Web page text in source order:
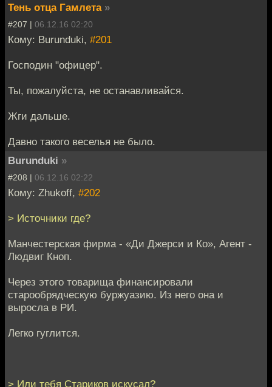
Тень отца Гамлета »
#207 | 06.12.16 02:20
Кому: Burunduki, #201
Господин "офицер".
Ты, пожалуйста, не останавливайся.
Жги дальше.
Давно такого веселья не было.
Burunduki »
#208 | 06.12.16 02:22
Кому: Zhukoff, #202
> Источники где?
Манчестерская фирма - «Ди Джерси и Ко», Агент -
Людвиг Кноп.
Через этого товарища финансировали
старообрядческую буржуазию. Из него она и
выросла в РИ.
Легко гуглится.
> Или тебя Стариков искусал?